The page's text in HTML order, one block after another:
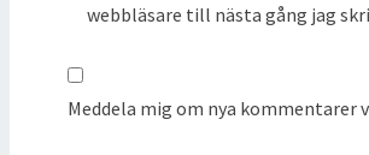
webbläsare till nästa gång jag
Meddela mig om nya kommentarer